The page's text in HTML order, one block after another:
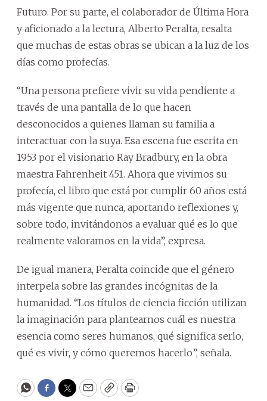
Futuro. Por su parte, el colaborador de Última Hora
y aficionado a la lectura, Alberto Peralta, resalta
que muchas de estas obras se ubican a la luz de los
días como profecías.
“Una persona prefiere vivir su vida pendiente a
través de una pantalla de lo que hacen
desconocidos a quienes llaman su familia a
interactuar con la suya. Esa escena fue escrita en
1953 por el visionario Ray Bradbury, en la obra
maestra Fahrenheit 451. Ahora que vivimos su
profecía, el libro que está por cumplir 60 años está
más vigente que nunca, aportando reflexiones y,
sobre todo, invitándonos a evaluar qué es lo que
realmente valoramos en la vida”, expresa.
De igual manera, Peralta coincide que el género
interpela sobre las grandes incógnitas de la
humanidad. “Los títulos de ciencia ficción utilizan
la imaginación para plantearnos cuál es nuestra
esencia como seres humanos, qué significa serlo,
qué es vivir, y cómo queremos hacerlo”, señala.
WhatsApp
Facebook
Twitter
EmailCopyPrint